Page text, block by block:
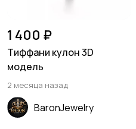
1 400 ₽
Тиффани кулон 3D
модель
2 месяца назад
BaronJewelry